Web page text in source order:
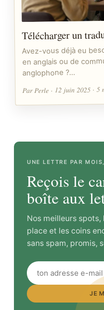
Télécharger un
Avez-vous déjà eu
en anglais ou de
anglophone ?…
Par Perle · 12 juin 2025 · 5
UNE LETTRE PAR
Reçois le
boîte aux
Nos meilleurs
place et les coins
sans spam, promis,
JE